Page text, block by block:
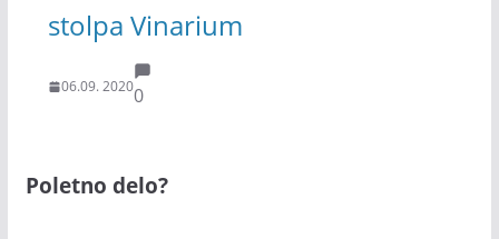
stolpa Vinarium
06.09. 20200
Poletno delo?